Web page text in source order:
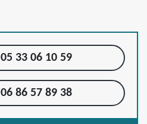
05 33 06 10 59
06 86 57 89 38